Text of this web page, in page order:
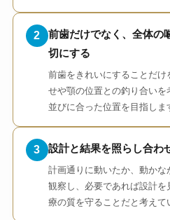
2
前歯だけでなく、全体の
切にする
前歯をきれいにすることだ
せや顎の位置との釣り合い
並びに合った位置を目指しま
3 設計と結果を照らし合わ
計画通りに動いたか、動か
観察し、必要であれば設計
療の質を守ることだと考えて